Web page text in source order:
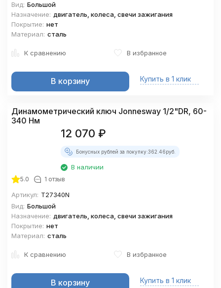
Вид: Большой
Назначение: двигатель, колеса, свечи зажигания
Покрытие: нет
Материал: сталь
К сравнению В избранное
В корзину Купить в 1 клик
Динамометрический ключ Jonnesway 1/2"DR, 60-
340 Нм
12 070 ₽
Бонусных рублей за покупку:362.46руб.
В наличии
5.0 1 отзыв
Артикул: T27340N
Вид: Большой
Назначение: двигатель, колеса, свечи зажигания
Покрытие: нет
Материал: сталь
К сравнению В избранное
В корзину Купить в 1 клик